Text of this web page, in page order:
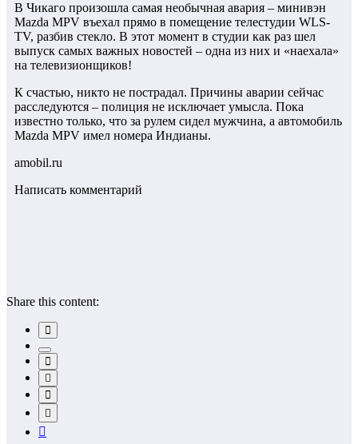
В Чикаго произошла самая необычная авария – минивэн
Mazda MPV въехал прямо в помещение телестудии WLS-
TV, разбив стекло. В этот момент в студии как раз шел
выпуск самых важных новостей – одна из них и «наехала»
на телевизионщиков!
К счастью, никто не пострадал. Причины аварии сейчас
расследуются – полиция не исключает умысла. Пока
известно только, что за рулем сидел мужчина, а автомобиль
Mazda MPV имел номера Индианы.
amobil.ru
Написать комментарий
Share this content: